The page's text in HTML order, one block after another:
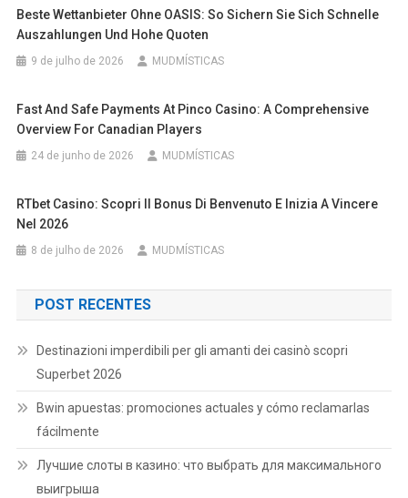
Beste Wettanbieter Ohne OASIS: So Sichern Sie Sich Schnelle
Auszahlungen Und Hohe Quoten
9 de julho de 2026 MUDMÍSTICAS
Fast And Safe Payments At Pinco Casino: A Comprehensive
Overview For Canadian Players
24 de junho de 2026 MUDMÍSTICAS
RTbet Casino: Scopri Il Bonus Di Benvenuto E Inizia A Vincere
Nel 2026
8 de julho de 2026 MUDMÍSTICAS
POST RECENTES
Destinazioni imperdibili per gli amanti dei casinò scopri
Superbet 2026
Bwin apuestas: promociones actuales y cómo reclamarlas
fácilmente
Лучшие слоты в казино: что выбрать для максимального
выигрыша